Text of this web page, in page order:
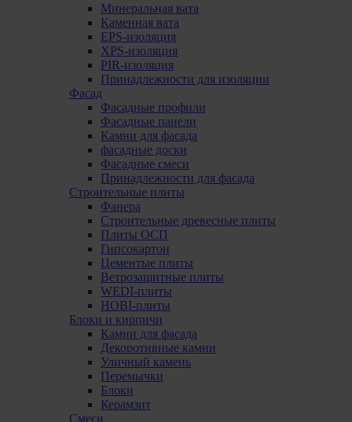
Минеральная вата
Каменная вата
EPS-изоляция
XPS-изоляция
PIR-изоляция
Принадлежности для изоляции
Фасад
Фасадные профили
Фасадные панели
Камни для фасада
фасадные доски
Фасадные смеси
Принадлежности для фасада
Строительные плиты
Фанера
Строительные древесные плиты
Плиты ОСП
Гипсокартон
Цементые плиты
Ветрозащитные плиты
WEDI-плиты
HOBI-плиты
Блоки и кирпичи
Камни для фасада
Декоротивные камни
Уличный камень
Перемычки
Блоки
Керамзит
Смеси